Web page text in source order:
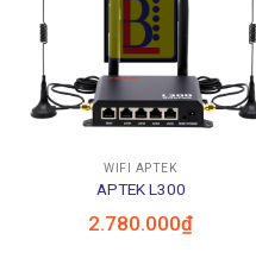
WIFI APTEK
APTEK L300
2.780.000₫